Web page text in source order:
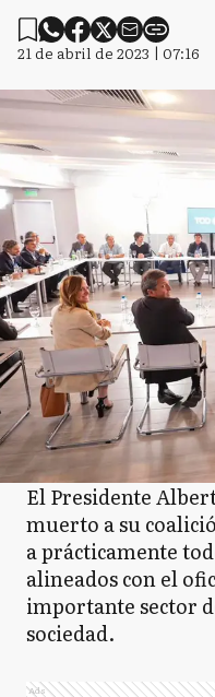
21 de abril de 2023 | 07:16
El Presidente
muerto a su
a prácticamente
alineados con el
importante sector
sociedad.
Ads